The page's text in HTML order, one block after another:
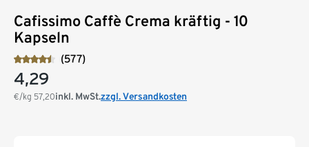
Cafissimo Caffè Crema kräftig - 10
Kapseln
(577)
4,29
€/kg 57,20inkl. MwSt.zzgl. Versandkosten